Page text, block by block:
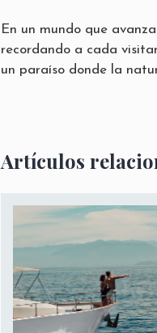
En un mundo que
recordando a cada
un paraíso donde la
Artículos